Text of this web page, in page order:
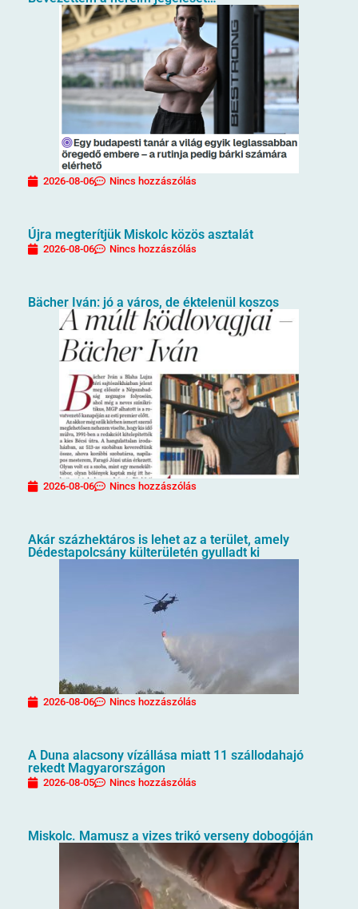
2026-08-06 Nincs hozzászólás
Újra megterítjük Miskolc közös asztalát
2026-08-06 Nincs hozzászólás
Bächer Iván: jó a város, de éktelenül koszos
2026-08-06 Nincs hozzászólás
Akár százhektáros is lehet az a terület, amely
Dédestapolcsány külterületén gyulladt ki
2026-08-06 Nincs hozzászólás
A Duna alacsony vízállása miatt 11 szállodahajó
rekedt Magyarországon
2026-08-05 Nincs hozzászólás
Miskolc. Mamusz a vizes trikó verseny dobogóján